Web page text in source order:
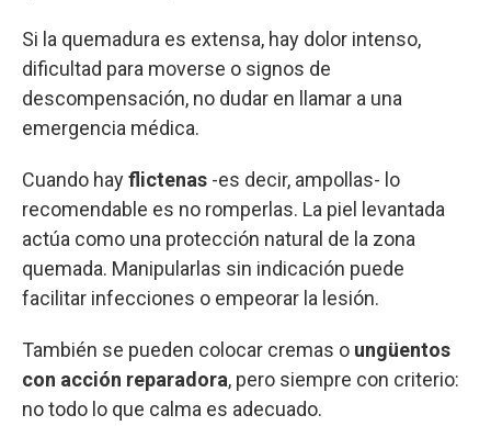
Si la quemadura es extensa, hay dolor intenso,
dificultad para moverse o signos de
descompensación, no dudar en llamar a una
emergencia médica.
Cuando hayflictenas -es decir, ampollas- lo
recomendable es no romperlas. La piel levantada
actúa como una protección natural de la zona
quemada. Manipularlas sin indicación puede
facilitar infecciones o empeorar la lesión.
También se pueden colocar cremas o ungüentos
con acción reparadora, pero siempre con criterio:
no todo lo que calma es adecuado.